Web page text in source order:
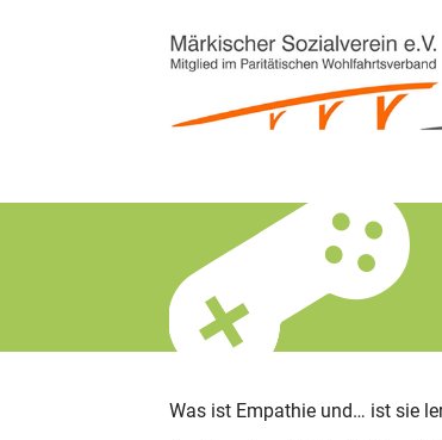
Was ist Empathie und… ist sie